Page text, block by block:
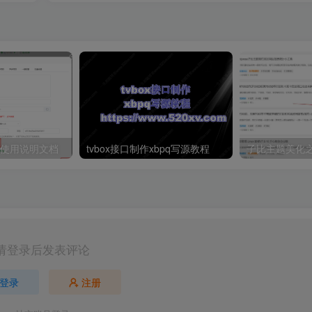
用说明文档 tvbox接口制作xbpq写源教程
登录后发表评论
登录 注册